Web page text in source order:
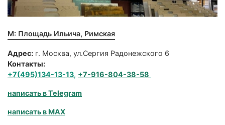
М: Площадь Ильича, Римская
Адрес: г. Москва, ул.Сергия Радонежского 6
Контакты:
+7(495)134-13-13, +7-916-804-38-58
написать в Telegram
написать в MAX